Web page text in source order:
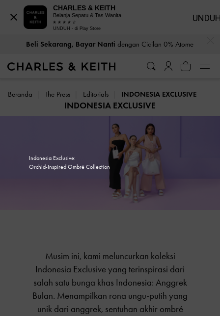
Beli Sekarang, Bayar Nanti dengan Cicilan 0% Atome
untuk Area JABODETABEK*
Beranda The Press Editorials INDONESIA EXCLUSIVE
INDONESIA EXCLUSIVE
Indonesia Exclusive:
Orchid-Inspired Ombré Collection
Musim ini, kami meluncurkan koleksi
Indonesia Exclusive yang terinspirasi dari
salah satu bunga khas Indonesia: Anggrek
Bulan. Menampilkan rona ungu-putih yang
unik dari anggrek, sentuhan akhir ombré
CHARLES & KEITH
Belanja Sepatu & Tas Wanita
UNDUH - di Play Store